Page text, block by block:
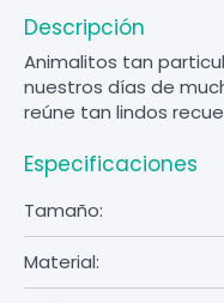
Descripción
Animalitos tan
nuestros días de
reúne tan lindos
Especificaciones
Tamaño:
Material: